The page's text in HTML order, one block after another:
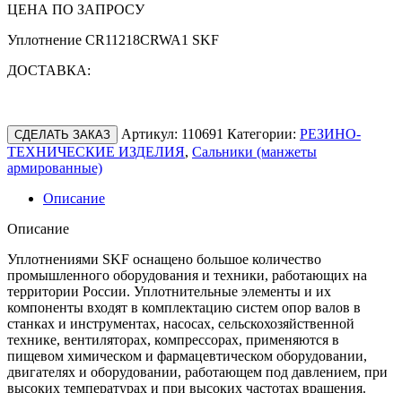
ЦЕНА ПО ЗАПРОСУ
Уплотнение CR11218CRWA1 SKF
ДОСТАВКА:
СДЕЛАТЬ ЗАКАЗ Артикул: 110691 Категории: РЕЗИНО-
ТЕХНИЧЕСКИЕ ИЗДЕЛИЯ, Сальники (манжеты
армированные)
Описание
Описание
Уплотнениями SKF оснащено большое количество
промышленного оборудования и техники, работающих на
территории России. Уплотнительные элементы и их
компоненты входят в комплектацию систем опор валов в
станках и инструментах, насосах, сельскохозяйственной
технике, вентиляторах, компрессорах, применяются в
пищевом химическом и фармацевтическом оборудовании,
двигателях и оборудовании, работающем под давлением, при
высоких температурах и при высоких частотах вращения.